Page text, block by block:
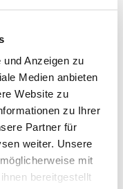
Anzeigen zu
Medien anbieten
Website zu
zu Ihrer
Partner für
weiter. Unsere
mit
bereitgestellt